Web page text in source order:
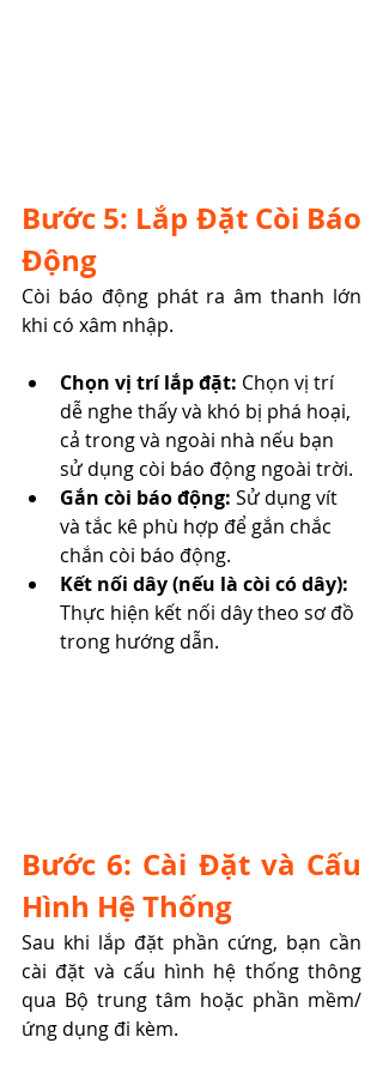
Bước 5: Lắp Đặt Còi Báo
Động
Còi báo động phát ra âm thanh lớn
khi có xâm nhập.
Chọn vị trí lắp đặt: Chọn vị trí
dễ nghe thấy và khó bị phá hoại,
cả trong và ngoài nhà nếu bạn
sử dụng còi báo động ngoài trời.
Gắn còi báo động: Sử dụng vít
và tắc kê phù hợp để gắn chắc
chắn còi báo động.
Kết nối dây (nếu là còi có dây):
Thực hiện kết nối dây theo sơ đồ
trong hướng dẫn.
Bước 6: Cài Đặt và Cấu
Hình Hệ Thống
Sau khi lắp đặt phần cứng, bạn cần
cài đặt và cấu hình hệ thống thông
qua Bộ trung tâm hoặc phần mềm/
ứng dụng đi kèm.